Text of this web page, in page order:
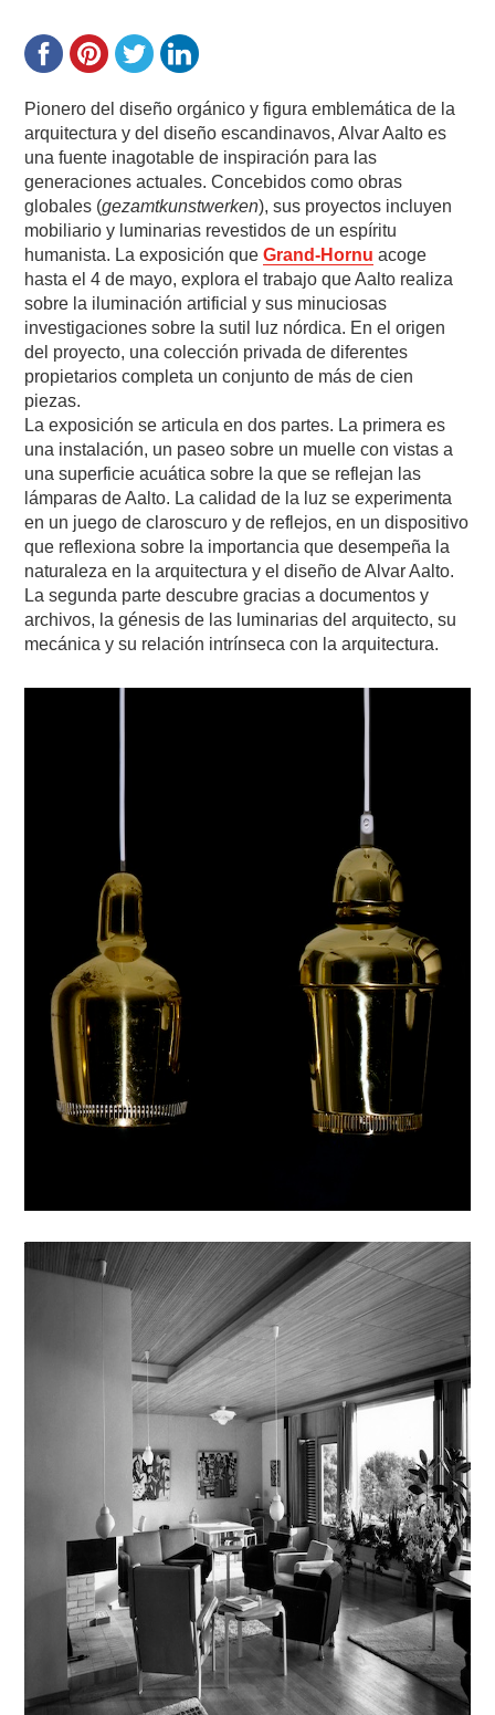
Pionero del diseño orgánico y figura emblemática de la
arquitectura y del diseño escandinavos, Alvar Aalto es
una fuente inagotable de inspiración para las
generaciones actuales. Concebidos como obras
globales (gezamtkunstwerken), sus proyectos incluyen
mobiliario y luminarias revestidos de un espíritu
humanista. La exposición queGrand-Hornu acoge
hasta el 4 de mayo, explora el trabajo que Aalto realiza
sobre la iluminación artificial y sus minuciosas
investigaciones sobre la sutil luz nórdica. En el origen
del proyecto, una colección privada de diferentes
propietarios completa un conjunto de más de cien
piezas.
La exposición se articula en dos partes. La primera es
una instalación, un paseo sobre un muelle con vistas a
una superficie acuática sobre la que se reflejan las
lámparas de Aalto. La calidad de la luz se experimenta
en un juego de claroscuro y de reflejos, en un dispositivo
que reflexiona sobre la importancia que desempeña la
naturaleza en la arquitectura y el diseño de Alvar Aalto.
La segunda parte descubre gracias a documentos y
archivos, la génesis de las luminarias del arquitecto, su
mecánica y su relación intrínseca con la arquitectura.